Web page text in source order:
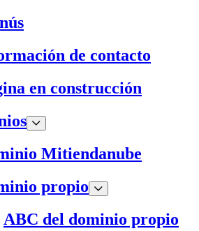
de contacto
en construcción
Mitiendanube
propio
ABC del dominio propio